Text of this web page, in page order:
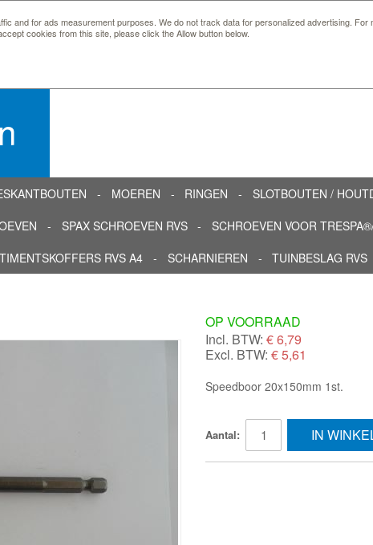
and for ads measurement purposes. We do not track data for personalized advertising. For
accept cookies from this site, please click the Allow button below.
MOEREN RINGEN SLOTBOUTEN /
SPAX SCHROEVEN RVS SCHROEVEN VOOR
RVS A4 SCHARNIEREN TUINBESLAG RVS
OP VOORRAAD
Incl. BTW: €6,79
Excl. BTW: € 5,61
Speedboor 20x150mm 1st.
Aantal: IN